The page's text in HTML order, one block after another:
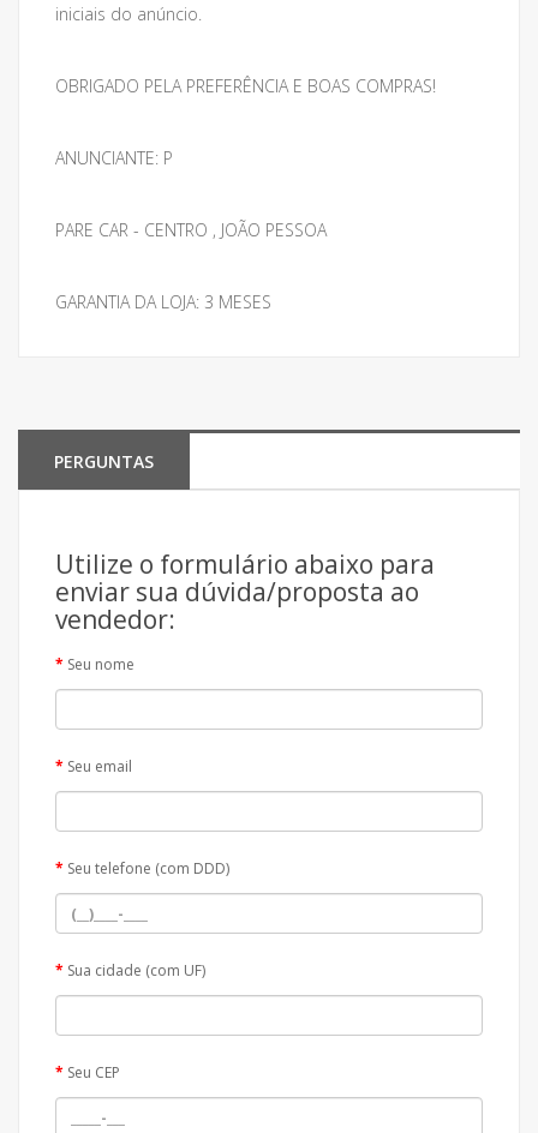
iniciais do anúncio.
OBRIGADO PELA PREFERÊNCIA E BOAS COMPRAS!
ANUNCIANTE: P
PARE CAR - CENTRO , JOÃO PESSOA
GARANTIA DA LOJA: 3 MESES
PERGUNTAS
Utilize o formulário abaixo para
enviar sua dúvida/proposta ao
vendedor:
Seu nome
Seu email
Seu telefone (com DDD)
Sua cidade (com UF)
Seu CEP